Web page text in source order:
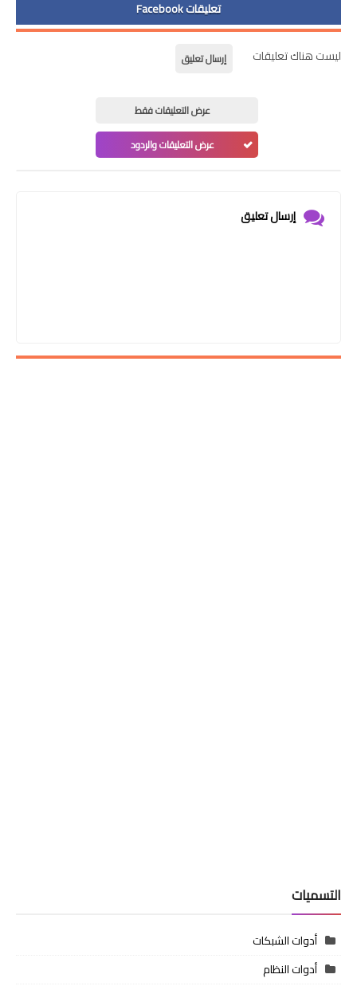
تعليقات Facebook
ليست هناك تعليقات إرسال تعليق
عرض التعليقات فقط
عرض التعليقات والردود
إرسال تعليق
التسميات
أدوات الشبكات
أدوات النظام